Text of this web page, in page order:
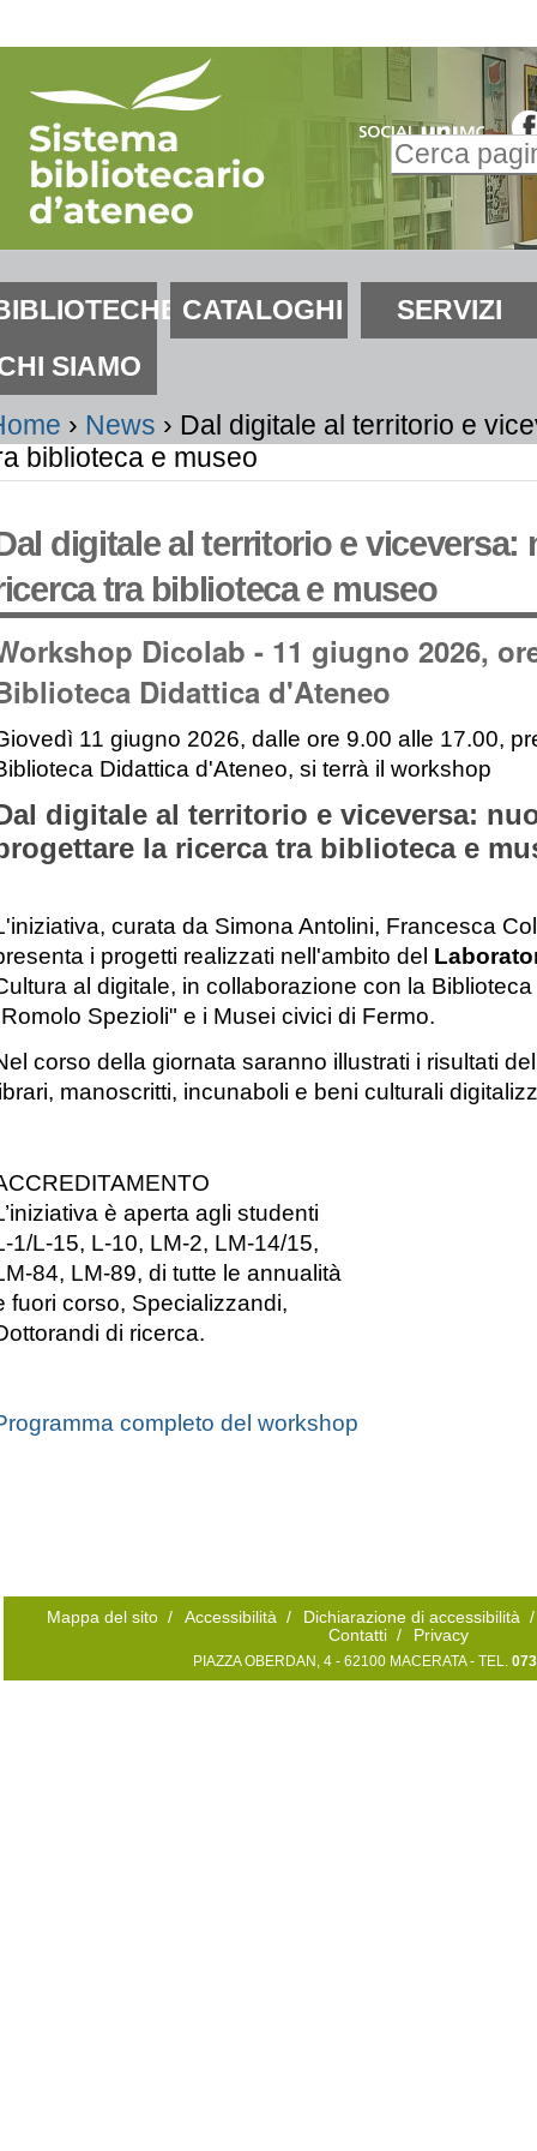
Inserire il
Ricerca
avanzata…
CATALOGHI
SERVIZI
SIAMO
› News › Dal digitale al territorio e
biblioteca e museo
digitale al territorio e
tra biblioteca e museo
Dicolab - 11 giugno 2026,
Didattica d'Ateneo
11 giugno 2026, dalle ore 9.00 alle 17.00,
Didattica d'Ateneo, si terrà il workshop
digitale al territorio e viceversa:
la ricerca tra biblioteca e
curata da Simona Antolini, Francesca
i progetti realizzati nell'ambito del
al digitale, in collaborazione con la
Spezioli" e i Musei civici di Fermo.
corso della giornata saranno illustrati i risultati
manoscritti, incunaboli e beni culturali
è aperta agli studenti
1/L-15, L-10, LM-2, LM-14/15,
84, LM-89, di tutte le annualità
fuori corso, Specializzandi,
di ricerca.
completo del workshop
Mappa del sito / Accessibilità / Dichiarazione di accessibilità /
Contatti / Privacy
PIAZZA OBERDAN, 4 - 62100 MACERATA - TEL.